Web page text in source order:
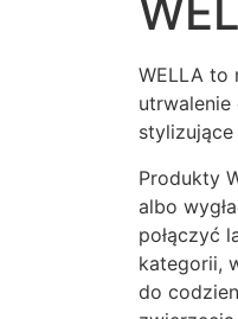
WELLA to
utrwalenie
Produkty
albo
połączyć
kategorii,
do